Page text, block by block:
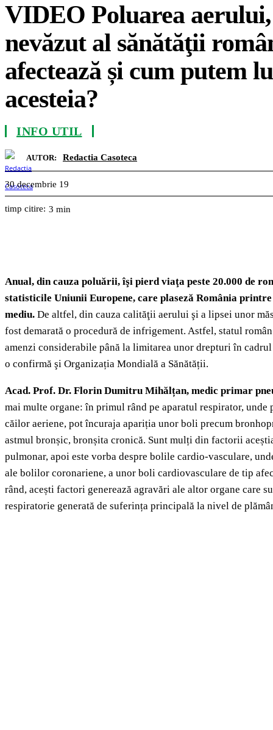
VIDEO Poluarea
nevăzut al sănătăţii
afectează și cum putem
acesteia?
INFO UTIL
AUTOR: Redactia Casoteca
30 decembrie 19
timp citire: 3 min
Anual, din cauza poluării, îşi pierd viaţa peste 20.000 de
statisticile Uniunii Europene, care plaseză România
mediu. De altfel, din cauza calităţii aerului şi a lipsei unor
fost demarată o procedură de infrigement. Astfel, statul
amenzi considerabile până la limitarea unor drepturi în
o confirmă şi Organizația Mondială a Sănătății.
Acad. Prof. Dr. Florin Dumitru Mihălțan, medic primar
mai multe organe: în primul rând pe aparatul respirator,
căilor aeriene, pot încuraja apariția unor boli precum
astmul bronșic, bronșita cronică. Sunt mulți din factorii
pulmonar, apoi este vorba despre bolile cardio-vasculare,
ale bolilor coronariene, a unor boli cardiovasculare de tip
rând, acești factori generează agravări ale altor organe care
respiratorie generată de suferința principală la nivel de